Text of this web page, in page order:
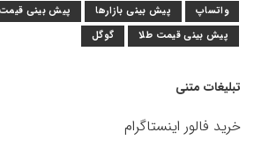
واتساپ
پیش بینی بازارها
پیش بینی
پیش بینی قیمت طلا
گوگل
تبلیغات متنی
خرید فالور اینستاگرام